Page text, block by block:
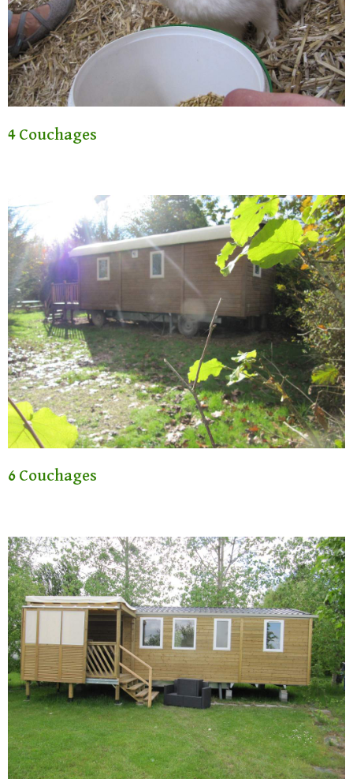
4 Couchages
6 Couchages